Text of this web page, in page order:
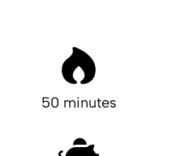
50 minutes